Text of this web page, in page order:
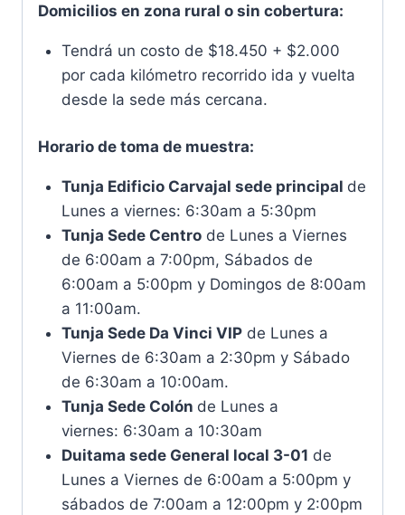
Domicilios en zona rural o sin cobertura:
Tendrá un costo de $18.450 + $2.000
por cada kilómetro recorrido ida y vuelta
desde la sede más cercana.
Horario de toma de muestra:
Tunja Edificio Carvajal sede principal de
Lunes a viernes: 6:30am a 5:30pm
Tunja Sede Centrode Lunes a Viernes
de 6:00am a 7:00pm, Sábados de
6:00am a 5:00pm y Domingos de 8:00am
a 11:00am.
Tunja Sede Da Vinci VIPde Lunes a
Viernes de 6:30am a 2:30pm y Sábado
de 6:30am a 10:00am.
Tunja Sede Colón de Lunes a
viernes: 6:30am a 10:30am
Duitama sede General local 3-01 de
Lunes a Viernes de 6:00am a 5:00pm y
sábados de 7:00am a 12:00pm y 2:00pm